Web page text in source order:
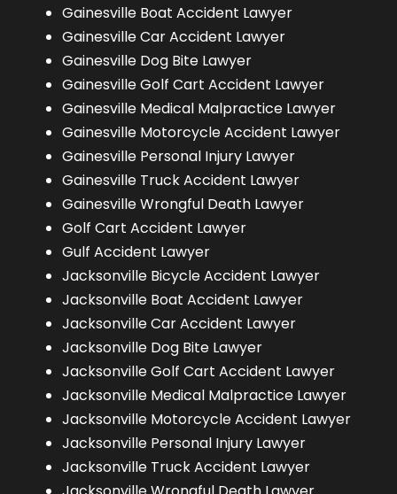
Gainesville Boat Accident Lawyer
Gainesville Car Accident Lawyer
Gainesville Dog Bite Lawyer
Gainesville Golf Cart Accident Lawyer
Gainesville Medical Malpractice Lawyer
Gainesville Motorcycle Accident Lawyer
Gainesville Personal Injury Lawyer
Gainesville Truck Accident Lawyer
Gainesville Wrongful Death Lawyer
Golf Cart Accident Lawyer
Gulf Accident Lawyer
Jacksonville Bicycle Accident Lawyer
Jacksonville Boat Accident Lawyer
Jacksonville Car Accident Lawyer
Jacksonville Dog Bite Lawyer
Jacksonville Golf Cart Accident Lawyer
Jacksonville Medical Malpractice Lawyer
Jacksonville Motorcycle Accident Lawyer
Jacksonville Personal Injury Lawyer
Jacksonville Truck Accident Lawyer